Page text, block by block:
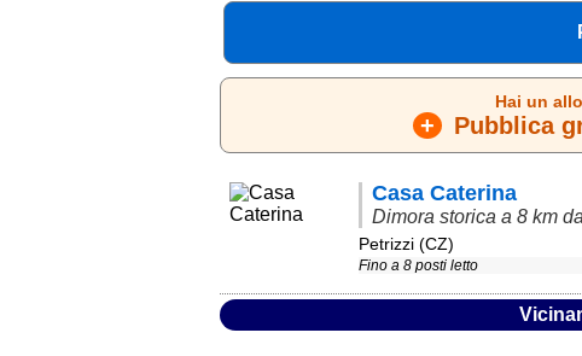
Hai un
+ Pubblica
Casa Caterina
Dimora storica a 8 km
Petrizzi (CZ)
Fino a 8 posti letto